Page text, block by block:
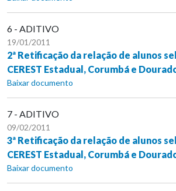
6 - ADITIVO
19/01/2011
2ª Retificação da relação de alunos
CEREST Estadual, Corumbá e
Baixar documento
7 - ADITIVO
09/02/2011
3ª Retificação da relação de alunos
CEREST Estadual, Corumbá e
Baixar documento